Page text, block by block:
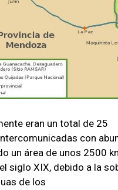
eran un total de 25
con
un área de unos 2500
siglo XIX, debido a la
de los